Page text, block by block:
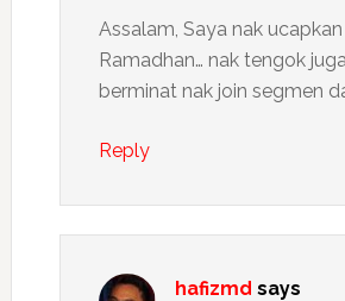
Assalam, Saya nak
Ramadhan… nak tengok
berminat nak join segmen
Reply
hafizmd says